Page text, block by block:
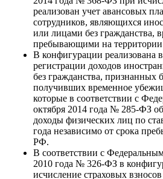
реализован учет авансовых
сотрудников, являющихся
или лицами без гражданства,
пребывающими на
В конфигурации реализована
регистрации доходов
без гражданства, признанных
получивших временное
которые в соответствии с
октября 2014 года № 285-ФЗ
доходы физических лиц по
года независимо от срока
РФ.
В соответствии с
2010 года № 326-ФЗ в
исчисление страховых